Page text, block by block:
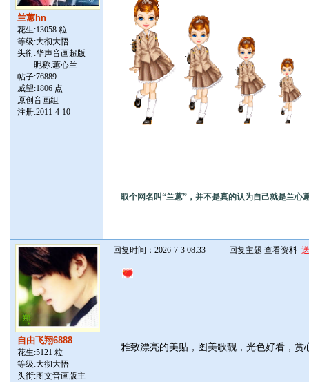
兰蕙hn
花生:13058 粒
等级:大彻大悟
头衔:华声音画超版
昵称:蕙心兰
帖子:76889
威望:1806 点
原创音画组
注册:2011-4-10
----------------------------------------------
取个网名叫“兰蕙”，并不是真的认为自己就是兰
自由飞翔6888
花生:5121 粒
等级:大彻大悟
头衔:图文音画版主
回复时间：2026-7-3 08:33 回复主题 查看资料
雅致漂亮的美贴，图美歌靓，光色好看，赏